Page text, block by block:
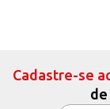
Cadastre-se